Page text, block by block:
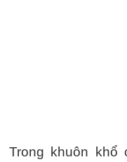
Trong khuôn khổ